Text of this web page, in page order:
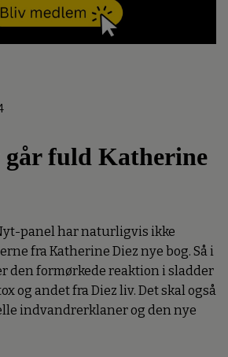
fuld Katherine
panel har naturligvis ikke
fra Katherine Diez nye bog. Så i
den formørkede reaktion i sladder
og andet fra Diez liv. Det skal også
indvandrerklaner og den nye